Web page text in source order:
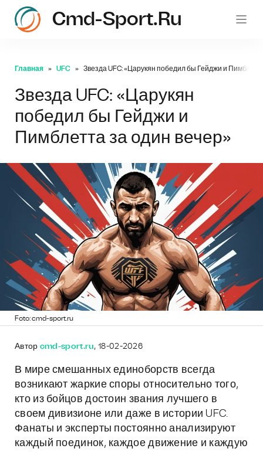
Cmd-Sport.ru
Главная UFC Звезда UFC: «Царукян победил бы Гейджи и
Звезда UFC: «Царукян
победил бы Гейджи и
Пимблетта за один вечер»
Foto: cmd-sport.ru
Автор cmd-sport.ru, 18-02-2026
В мире смешанных единоборств всегда
возникают жаркие споры относительно того,
кто из бойцов достоин звания лучшего в
своем дивизионе или даже в истории UFC.
Фанаты и эксперты постоянно анализируют
каждый поединок, каждое движение и каждую